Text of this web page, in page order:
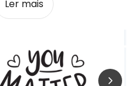
Ler mais